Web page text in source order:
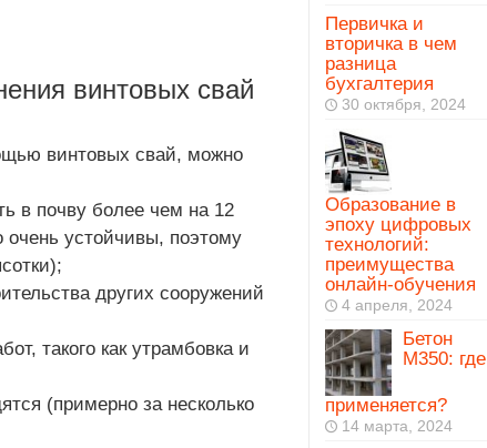
винтовых свай
винтовых свай, можно
в почву более чем на 12
очень устойчивы, поэтому
других сооружений
такого как утрамбовка и
(примерно за несколько
Первичка и
вторичка в чем
разница
бухгалтерия
30 октября, 2024
Образование в
эпоху цифровых
технологий:
преимущества
онлайн-обучения
4 апреля, 2024
Бетон
М350: где
применяется?
14 марта, 2024